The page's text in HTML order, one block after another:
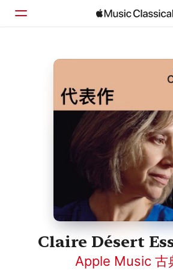
主页
搜索
Claire Désert
Apple Music 古